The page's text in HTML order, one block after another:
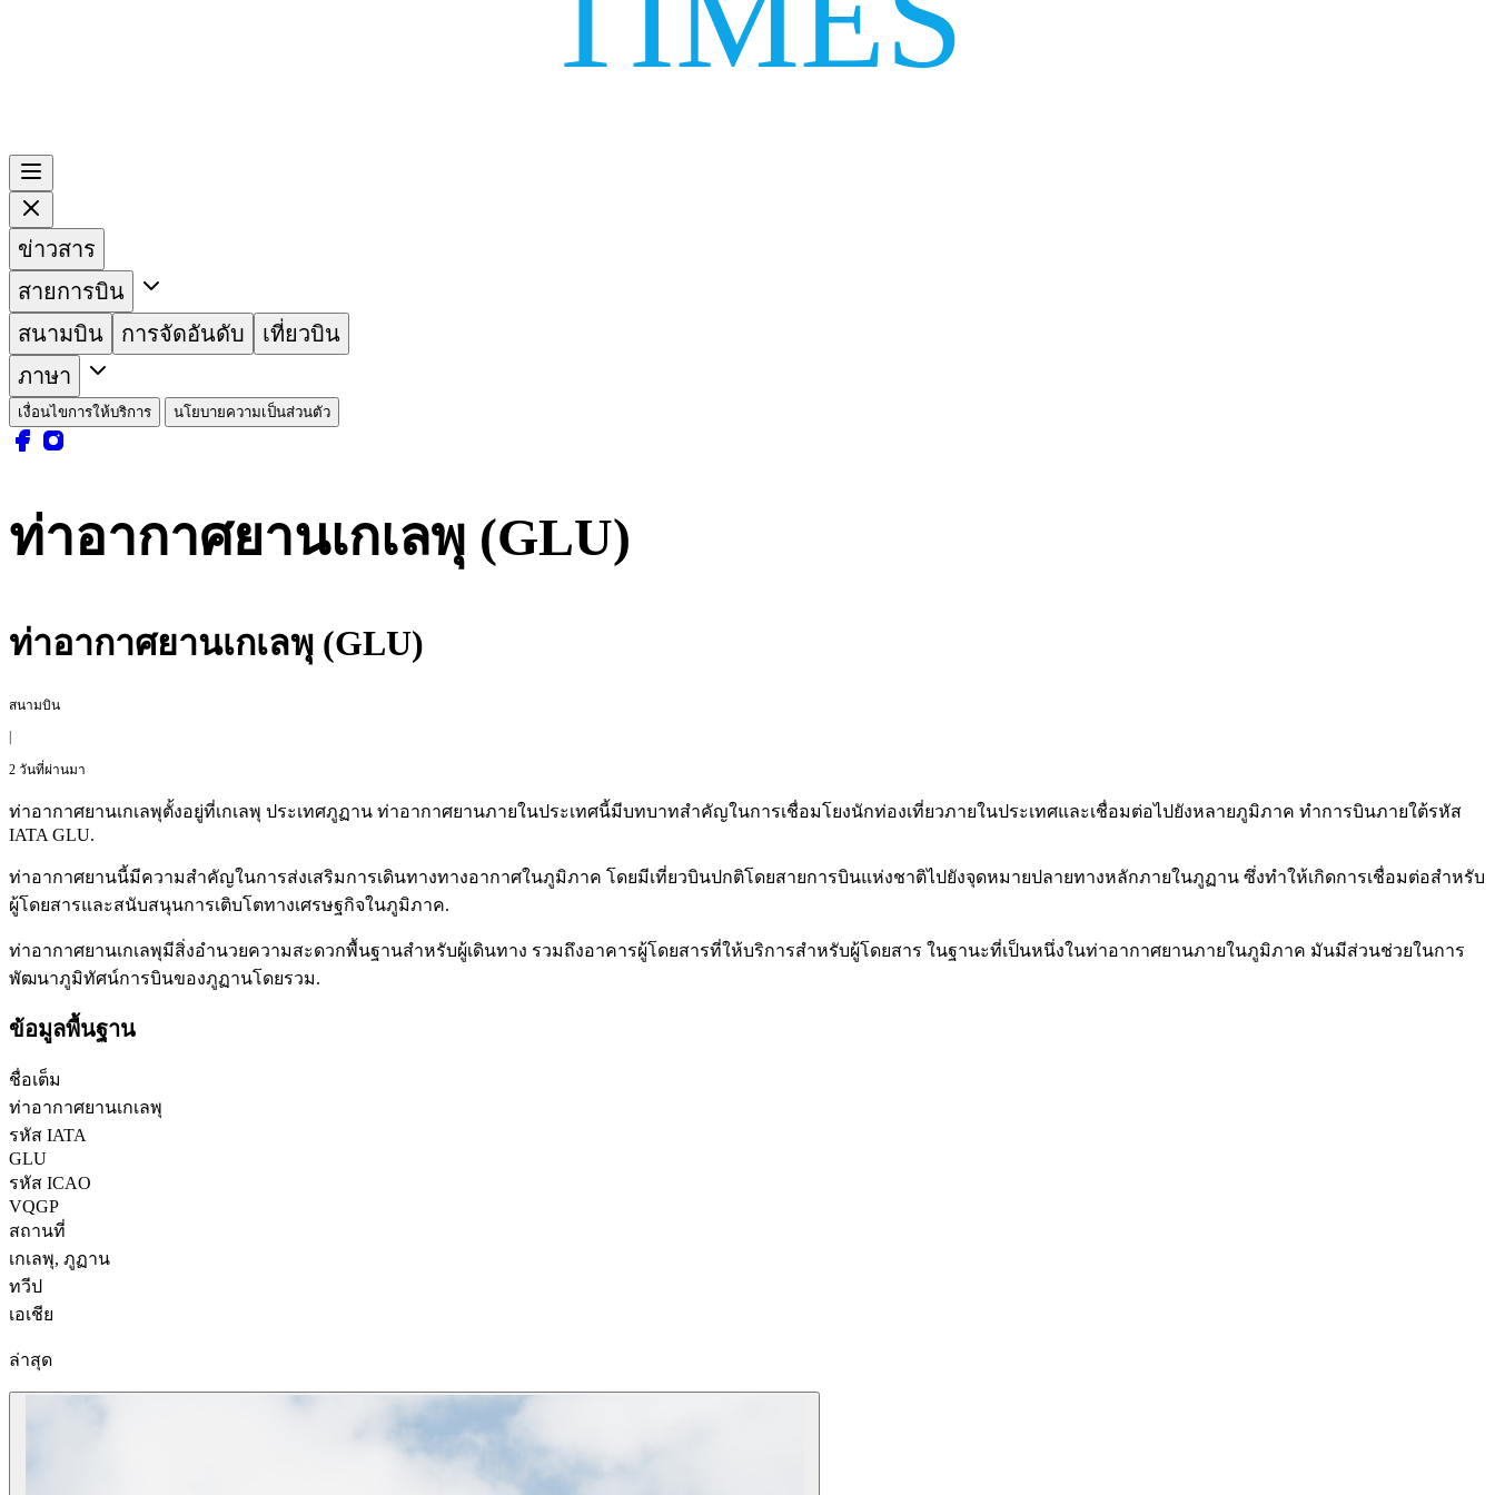
ข่าวสาร
สายการบิน
สนามบิน
การจัดอันดับ
เที่ยวบิน
ภาษา
เงื่อนไขการให้บริการ นโยบายความเป็นส่วนตัว
ท่าอากาศยานเกเลพุ (GLU)
ท่าอากาศยานเกเลพุ (GLU)
สนามบิน
2 วันที่ผ่านมา
ท่าอากาศยานเกเลพุตั้งอยู่ที่เกเลพุ ประเทศภูฏาน ท่าอากาศยานภายในประเทศนี้มีบทบาทสำคัญในการเชื่อมโยงนักท่องเที่ยวภายในประเทศและเชื่อมต่อไปยังหลายภูมิภาค ทำการบินภายใต้รหัส
IATA GLU.
ท่าอากาศยานนี้มีความสำคัญในการส่งเสริมการเดินทางทางอากาศในภูมิภาค โดยมีเที่ยวบินปกติโดยสายการบินแห่งชาติไปยังจุดหมายปลายทางหลักภายในภูฏาน ซึ่งทำให้เกิดการเชื่อมต่อสำหรับ
ผู้โดยสารและสนับสนุนการเติบโตทางเศรษฐกิจในภูมิภาค.
ท่าอากาศยานเกเลพุมีสิ่งอำนวยความสะดวกพื้นฐานสำหรับผู้เดินทาง รวมถึงอาคารผู้โดยสารที่ให้บริการสำหรับผู้โดยสาร ในฐานะที่เป็นหนึ่งในท่าอากาศยานภายในภูมิภาค มันมีส่วนช่วยในการ
พัฒนาภูมิทัศน์การบินของภูฏานโดยรวม.
ข้อมูลพื้นฐาน
ชื่อเต็ม
ท่าอากาศยานเกเลพุ
รหัส IATA
GLU
รหัส ICAO
VQGP
สถานที่
เกเลพุ, ภูฏาน
ทวีป
เอเชีย
ล่าสุด